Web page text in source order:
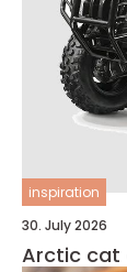
inspiration
30. July 2026
Arctic cat